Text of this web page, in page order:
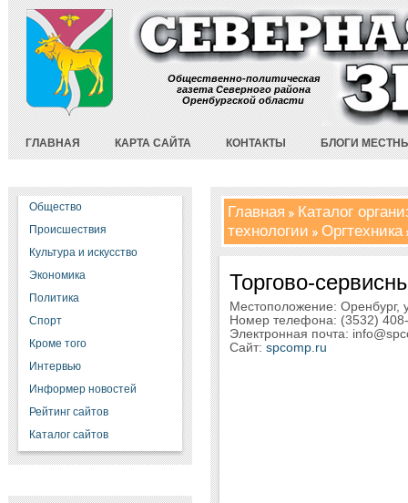
Общественно-политическая
газета Северного района
Оренбургской области
ГЛАВНАЯ КАРТА САЙТА КОНТАКТЫ БЛОГИ
Общество
Происшествия
Культура и искусство
Экономика
Политика
Спорт
Кроме того
Интервью
Информер новостей
Рейтинг сайтов
Каталог сайтов
Главная
Каталог
технологии
Оргтехника
Торгово-
Местоположение:
Номер телефона: (3532)
Электронная почта:
Сайт: spcomp.ru